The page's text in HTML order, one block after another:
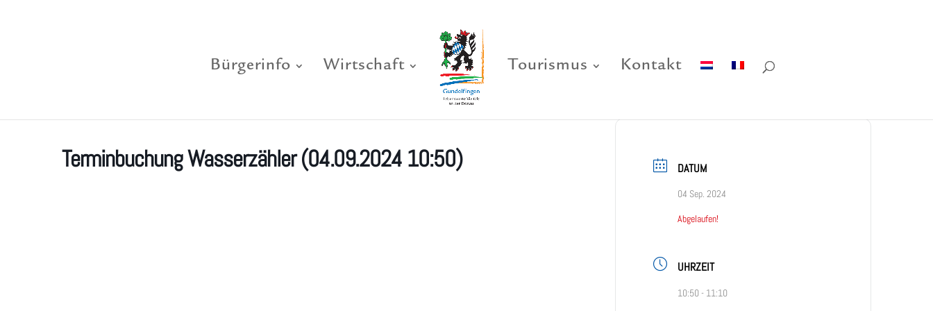
Bürgerinfo Wirtschaft Tourismus Kontakt
Terminbuchung Wasserzähler (04.09.2024 10:50) DATUM
04 Sep. 2024
Abgelaufen!
UHRZEIT
10:50 - 11:10